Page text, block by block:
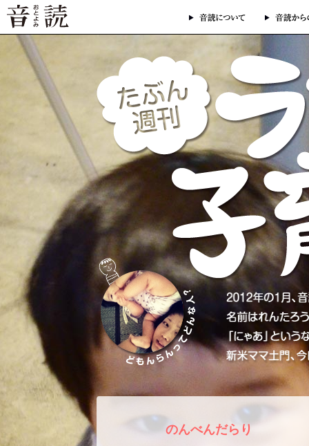
のんべんだらり